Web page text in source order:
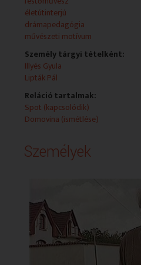
alkamazásának módjáról.
indult képzés eddigi
életútinterjú
drámapedagógia
művészeti motívum
Személy tárgyi tételként:
Illyés Gyula
Lipták Pál
Reláció tartalmak:
Spot (kapcsolódik)
Domovina (ismétlése)
Személyek